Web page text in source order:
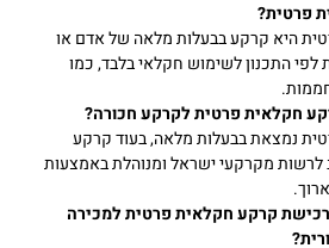
פרטית?
היא קרקע בבעלות מלאה של אדם או
לפי התכנון לשימוש חקלאי בלבד, כמו
חקלאית פרטית לקרקע חכורה?
נמצאת בבעלות מלאה, בעוד קרקע
לרשות מקרקעי ישראל ומנוהלת באמצעות
קרקע חקלאית פרטית למכירה
?